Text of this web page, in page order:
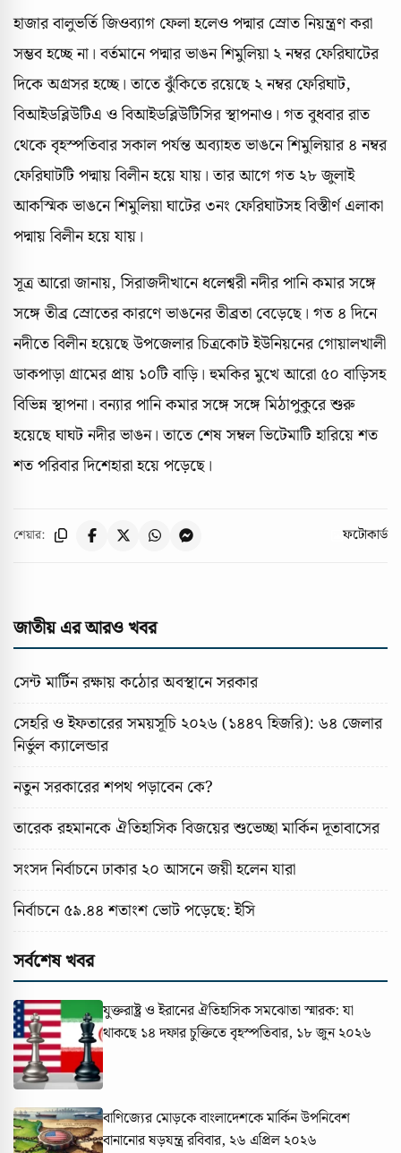
হাজার বালুভর্তি জিওব্যাগ ফেলা হলেও পদ্মার স্রোত নিয়ন্ত্রণ করা
সম্ভব হচ্ছে না। বর্তমানে পদ্মার ভাঙন শিমুলিয়া ২ নম্বর ফেরিঘাটের
দিকে অগ্রসর হচ্ছে। তাতে ঝুঁকিতে রয়েছে ২ নম্বর ফেরিঘাট,
বিআইডব্লিউটিএ ও বিআইডব্লিউটিসির স্থাপনাও। গত বুধবার রাত
থেকে বৃহস্পতিবার সকাল পর্যন্ত অব্যাহত ভাঙনে শিমুলিয়ার ৪ নম্বর
ফেরিঘাটটি পদ্মায় বিলীন হয়ে যায়। তার আগে গত ২৮ জুলাই
আকস্মিক ভাঙনে শিমুলিয়া ঘাটের ৩নং ফেরিঘাটসহ বিস্তীর্ণ এলাকা
পদ্মায় বিলীন হয়ে যায়।
সূত্র আরো জানায়, সিরাজদীখানে ধলেশ্বরী নদীর পানি কমার সঙ্গে
সঙ্গে তীব্র স্রোতের কারণে ভাঙনের তীব্রতা বেড়েছে। গত ৪ দিনে
নদীতে বিলীন হয়েছে উপজেলার চিত্রকোট ইউনিয়নের গোয়ালখালী
ডাকপাড়া গ্রামের প্রায় ১০টি বাড়ি। হুমকির মুখে আরো ৫০ বাড়িসহ
বিভিন্ন স্থাপনা। বন্যার পানি কমার সঙ্গে সঙ্গে মিঠাপুকুরে শুরু
হয়েছে ঘাঘট নদীর ভাঙন। তাতে শেষ সম্বল ভিটেমাটি হারিয়ে শত
শত পরিবার দিশেহারা হয়ে পড়েছে।
শেয়ার: ফটোকার্ড
জাতীয় এর আরও খবর
সেন্ট মার্টিন রক্ষায় কঠোর অবস্থানে সরকার
সেহরি ও ইফতারের সময়সূচি ২০২৬ (১৪৪৭ হিজরি): ৬৪ জেলার
নির্ভুল ক্যালেন্ডার
নতুন সরকারের শপথ পড়াবেন কে?
তারেক রহমানকে ঐতিহাসিক বিজয়ের শুভেচ্ছা মার্কিন দূতাবাসের
সংসদ নির্বাচনে ঢাকার ২০ আসনে জয়ী হলেন যারা
নির্বাচনে ৫৯.৪৪ শতাংশ ভোট পড়েছে: ইসি
সর্বশেষ খবর
যুক্তরাষ্ট্র ও ইরানের ঐতিহাসিক সমঝোতা স্মারক: যা
থাকছে ১৪ দফার চুক্তিতেবৃহস্পতিবার, ১৮ জুন ২০২৬
বাণিজ্যের মোড়কে বাংলাদেশকে মার্কিন উপনিবেশ
বানানোর ষড়যন্ত্ররবিবার, ২৬ এপ্রিল ২০২৬